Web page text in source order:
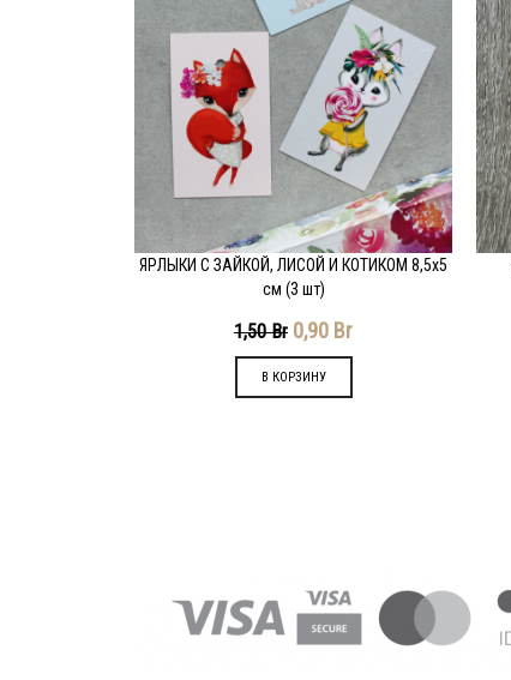
ПОДРОБНЕЕ
ЯРЛЫКИ С ЗАЙКОЙ, ЛИСОЙ И КОТИКОМ 8,5х5
см (3 шт)
1,50Br 0,90 Br
В КОРЗИНУ